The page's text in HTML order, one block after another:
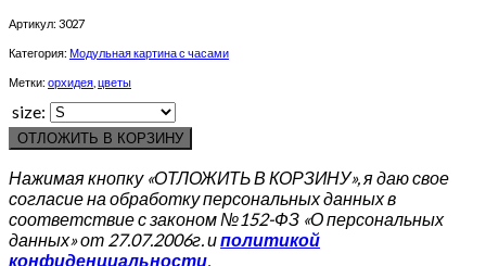
Артикул: 3027
Категория: Модульная картина с часами
Метки: орхидея цветы
size:
ОТЛОЖИТЬ В КОРЗИНУ
Нажимая кнопку «ОТЛОЖИТЬ В КОРЗИНУ», я даю свое
согласие на обработку персональных данных в
соответствие с законом №152-ФЗ «О персональных
данных» от 27.07.2006г. иполитикой
конфиденциальности.